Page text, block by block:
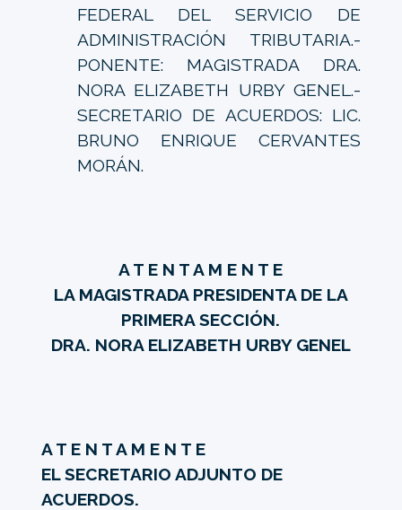
FEDERAL DEL SERVICIO DE
ADMINISTRACIÓN TRIBUTARIA.-
PONENTE: MAGISTRADA DRA.
NORA ELIZABETH URBY GENEL.-
SECRETARIO DE ACUERDOS: LIC.
BRUNO ENRIQUE CERVANTES
MORÁN.
A T E N T A M E N T E
LA MAGISTRADA PRESIDENTA DE LA
PRIMERA SECCIÓN.
DRA. NORA ELIZABETH URBY GENEL
A T E N T A M E N T E
EL SECRETARIO ADJUNTO DE
ACUERDOS.